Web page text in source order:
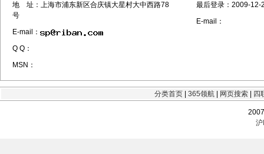
地 址：上海市浦东新区合庆镇大星村大中西路78
号
E-mail：
Q Q：
MSN：
最后登录： 2009-12-
E-mail：
分类首页 365领航 网页搜索 四